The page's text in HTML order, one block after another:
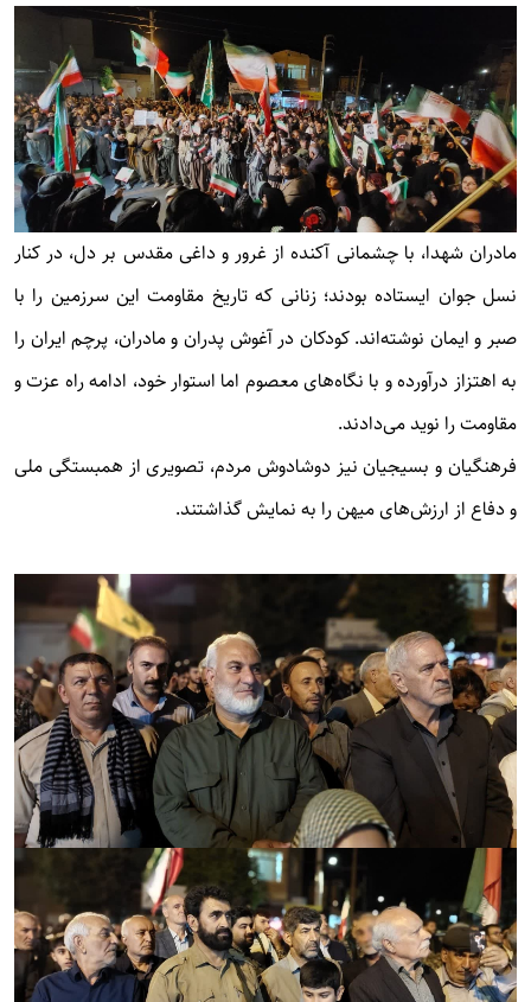
مادران شهدا، با چشمانی آکنده از غرور و داغی مقدس بر دل، در کنار
نسل جوان ایستاده بودند؛ زنانی که تاریخ مقاومت این سرزمین را با
صبر و ایمان نوشته‌اند. کودکان در آغوش پدران و مادران، پرچم ایران را
به اهتزاز درآورده و با نگاه‌های معصوم اما استوار خود، ادامه راه عزت و
مقاومت را نوید می‌دادند.
فرهنگیان و بسیجیان نیز دوشادوش مردم، تصویری از همبستگی ملی
و دفاع از ارزش‌های میهن را به نمایش گذاشتند.